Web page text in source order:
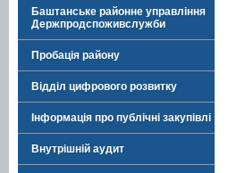
Баштанське районне управління
Держпродспоживслужби
Пробація району
Відділ цифрового розвитку
Інформація про публічні закупівлі
Внутрішній аудит